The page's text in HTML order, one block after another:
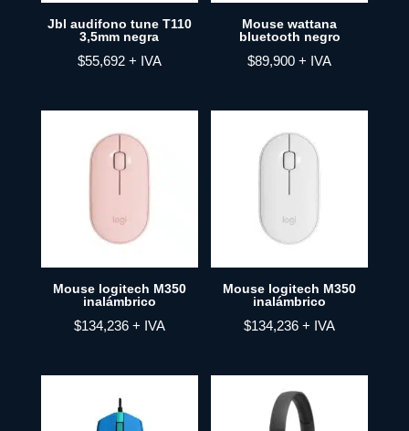
Jbl audifono tune T110
3,5mm negra
$55,692 + IVA
Mouse wattana
bluetooth negro
$89,900 + IVA
Mouse logitech M350
inalámbrico
$134,236 + IVA
Mouse logitech M350
inalámbrico
$134,236 + IVA